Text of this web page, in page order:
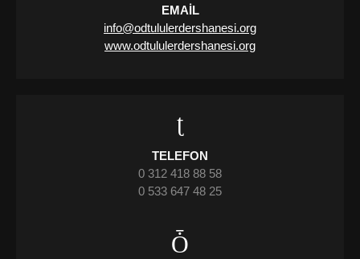
EMAIL
info@odtululerdershanesi.org
www.odtululerdershanesi.org
TELEFON
0 312 418 88 58
0 533 647 48 25